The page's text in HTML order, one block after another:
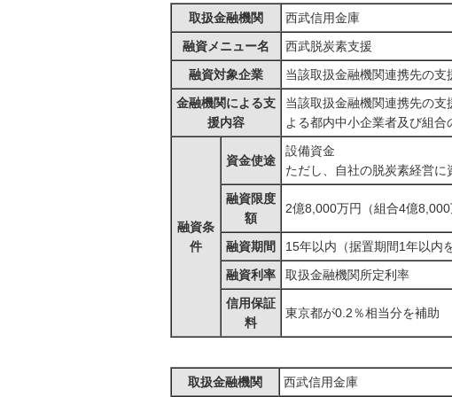
取扱金融機関
西武信用金庫
融資メニュー名
西武脱炭素支援
融資対象企業
当該取扱金融機関連携先の
金融機関による支
援内容
当該取扱金融機関連携先の
よる都内中小企業者及び組合
融資条
件
資金使途
設備資金
ただし、自社の脱炭素経営に
融資限度
額
2億8,000万円（組合4億8,000
融資期間
15年以内（据置期間1年以内
融資利率
取扱金融機関所定利率
信用保証
料
東京都が0.2％相当分を補助
取扱金融機関 西武信用金庫